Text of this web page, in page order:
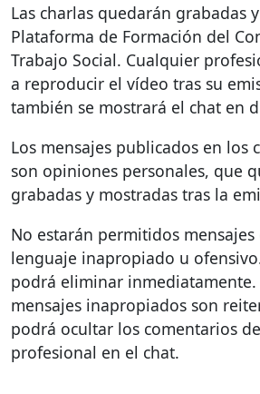
Las charlas quedarán grabadas
Plataforma de Formación del
Trabajo Social. Cualquier
a reproducir el vídeo tras su
también se mostrará el chat en
Los mensajes publicados en los
son opiniones personales, que
grabadas y mostradas tras la
No estarán permitidos
lenguaje inapropiado u
podrá eliminar inmediatamente.
mensajes inapropiados son
podrá ocultar los comentarios
profesional en el chat.